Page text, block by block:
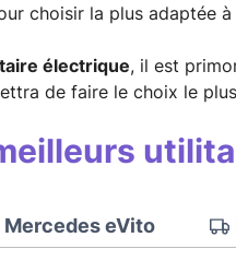
choisir la plus adaptée
électrique, il est
de faire le choix le
Mercedes eVito